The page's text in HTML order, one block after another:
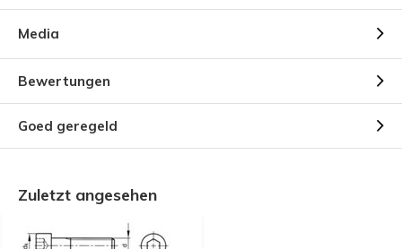
Media
Bewertungen
Goed geregeld
Zuletzt angesehen